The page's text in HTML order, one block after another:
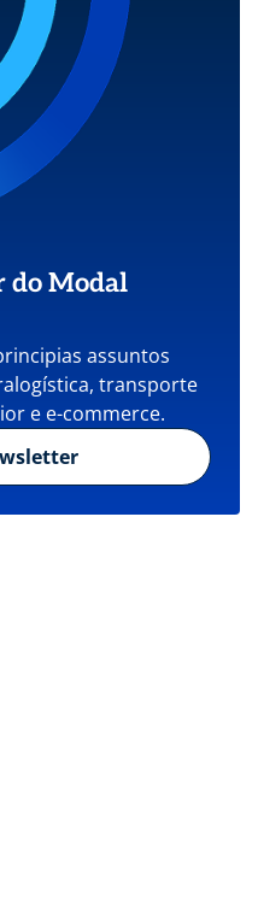
do Modal
assuntos
transporte
e e-commerce.